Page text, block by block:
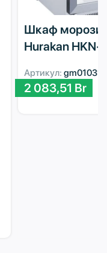
Шкаф
Hurakan HKN-
Артикул: gm010315
2 083,51 Br